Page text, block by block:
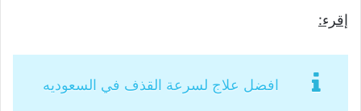
إقرء:
افضل علاج لسرعة القذف في السعوديه